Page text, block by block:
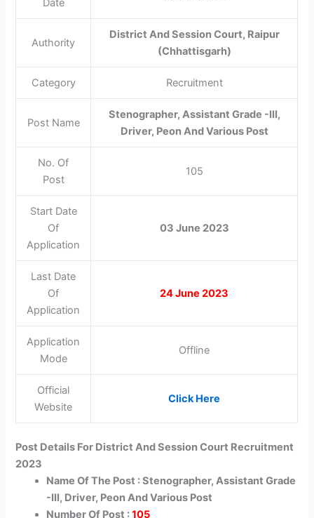
Date
Authority
District And Session Court, Raipur
(Chhattisgarh)
Category Recruitment
Post Name
Stenographer, Assistant Grade -III,
Driver, Peon And Various Post
No. Of
Post
105
Start Date
Of
Application
03 June 2023
Last Date
Of
Application
24 June 2023
Application
Mode
Offline
Official
Website
Click Here
Post Details For District And Session Court Recruitment
2023
Name Of The Post : Stenographer, Assistant Grade
-III, Driver, Peon And Various Post
Number Of Post :105